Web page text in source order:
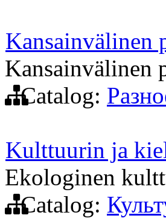
Kansainvälinen
Kansainvälinen
Catalog:
Kulttuurin ja
Ekologinen
Catalog: